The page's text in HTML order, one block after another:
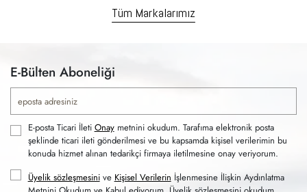
Tüm Markalarımız
E-Bülten Aboneliği
E-posta Ticari İleti Onaymetnini okudum. Tarafıma elektronik posta
şeklinde ticari ileti gönderilmesi ve bu kapsamda kişisel verilerimin bu
konuda hizmet alınan tedarikçi firmaya iletilmesine onay veriyorum.
Üyelik sözleşmesinive Kişisel Verilerin İşlenmesine İlişkin Aydınlatma